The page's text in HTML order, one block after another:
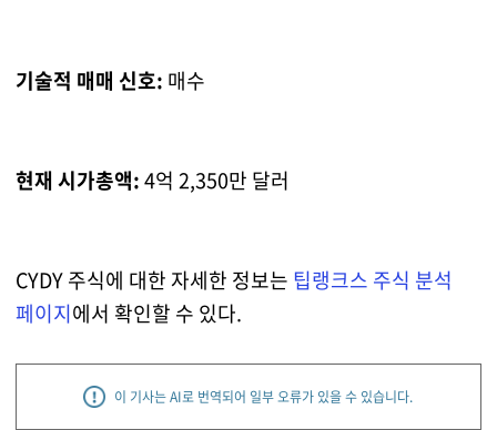
기술적 매매 신호: 매수
현재 시가총액:4억 2,350만 달러
CYDY 주식에 대한 자세한 정보는 팁랭크스 주식 분석
페이지에서 확인할 수 있다.
이 기사는 AI로 번역되어 일부 오류가 있을 수 있습니다.